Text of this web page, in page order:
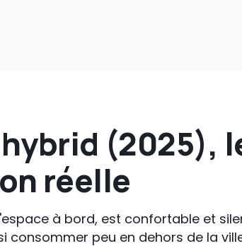
(2025),
réelle
à bord, est confortable et
consommer peu en dehors de la